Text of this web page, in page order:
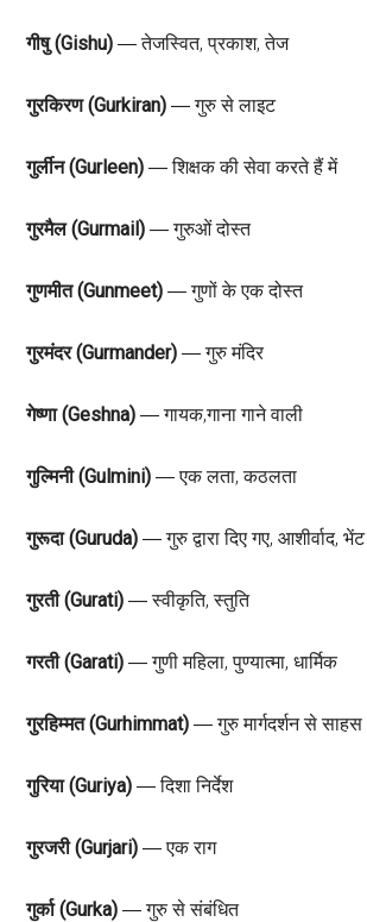
गीषु (Gishu) ― तेजस्वित, प्रकाश, तेज
गुरकिरण (Gurkiran) ― गुरु से लाइट
गुर्लीन (Gurleen) ― शिक्षक की सेवा करते हैं में
गुरमैल (Gurmail) ― गुरुओं दोस्त
गुणमीत (Gunmeet) ― गुणों के एक दोस्त
गुरमंदर (Gurmander) ― गुरु मंदिर
गेष्णा (Geshna) ― गायक,गाना गाने वाली
गुल्मिनी (Gulmini) ― एक लता, कठलता
गुरूदा (Guruda) ― गुरु द्वारा दिए गए, आशीर्वाद, भेंट
गुरती (Gurati) ― स्वीकृति, स्तुति
गरती (Garati) ― गुणी महिला, पुण्यात्मा, धार्मिक
गुरहिम्मत (Gurhimmat) ― गुरु मार्गदर्शन से साहस
गुरिया (Guriya) ― दिशा निर्देश
गुरजरी (Gurjari) ― एक राग
गुर्का (Gurka) ― गुरु से संबंधित